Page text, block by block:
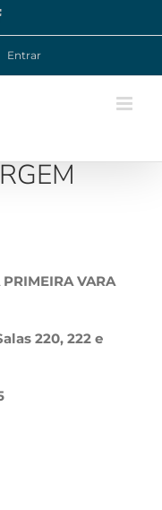
Entrar
VARA
220, 222 e